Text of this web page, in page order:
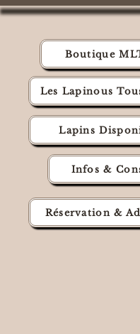
Les Lapinous
Infos &
Lapins
Réservation &
Boutique